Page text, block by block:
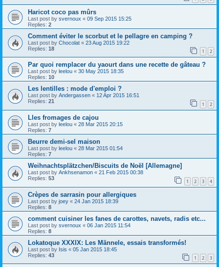
Haricot coco pas mûrs
Last post by svernoux « 09 Sep 2015 15:25
Replies: 2
Comment éviter le scorbut et le pellagre en camping ?
Last post by Chocolat « 23 Aug 2015 19:22
Replies: 18 1 2
Par quoi remplacer du yaourt dans une recette de gâteau ?
Last post by leelou « 30 May 2015 18:35
Replies: 10
Les lentilles : mode d'emploi ?
Last post by Andergassen « 12 Apr 2015 16:51
Replies: 21 1 2
Lles fromages de cajou
Last post by leelou « 28 Mar 2015 20:15
Replies: 7
Beurre demi-sel maison
Last post by leelou « 28 Mar 2015 01:54
Replies: 7
Weihnachtsplätzchen/Biscuits de Noël [Allemagne]
Last post by Ankhsenamon « 21 Feb 2015 00:38
Replies: 53 1 2 3 4
Crèpes de sarrasin pour allergiques
Last post by joey « 24 Jan 2015 18:39
Replies: 8
comment cuisiner les fanes de carottes, navets, radis etc...
Last post by svernoux « 06 Jan 2015 11:54
Replies: 8
Lokatoque XXXIX: Les Männele, essais transformés!
Last post by Isis « 05 Jan 2015 18:45
Replies: 43 1 2 3